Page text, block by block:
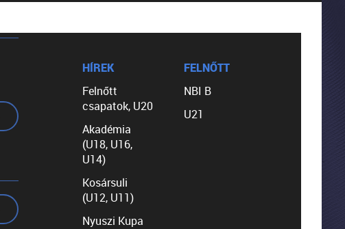
HÍREK
Felnőtt
csapatok, U20
Akadémia
(U18, U16,
U14)
Kosársuli
(U12, U11)
Nyuszi Kupa
FELNŐTT
NBI B
U21